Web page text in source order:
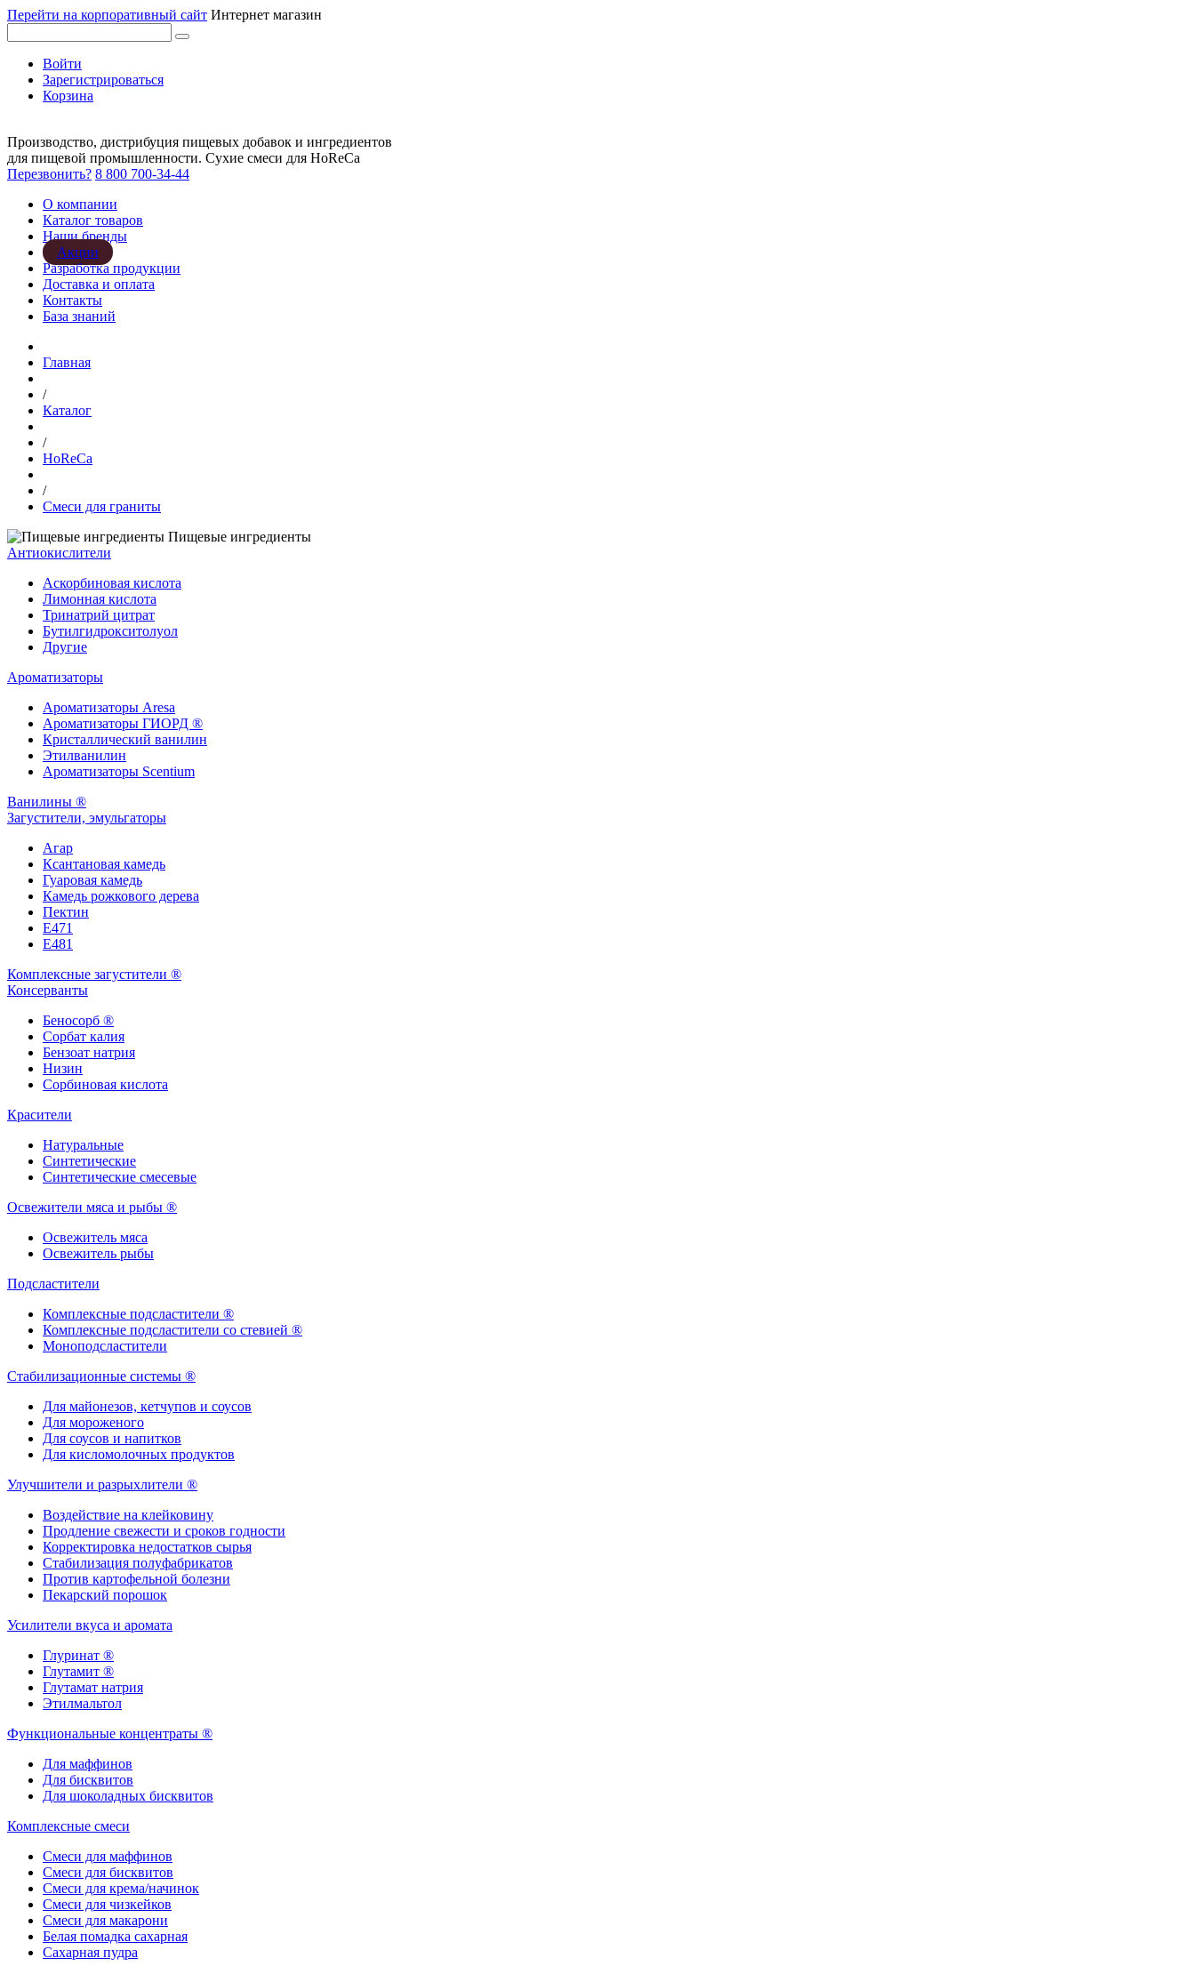
Перейти на корпоративный сайт Интернет магазин
Войти
Зарегистрироваться
Корзина
Производство, дистрибуция пищевых добавок и ингредиентов
для пищевой промышленности. Сухие смеси для HoReCa
Перезвонить? 8 800 700-34-44
О компании
Каталог товаров
Наши бренды
Акции
Разработка продукции
Доставка и оплата
Контакты
База знаний
Главная
/
Каталог
/
HoReCa
/
Смеси для граниты
Пищевые ингредиенты
Антиокислители
Аскорбиновая кислота
Лимонная кислота
Тринатрий цитрат
Бутилгидрокситолуол
Другие
Ароматизаторы
Ароматизаторы Aresa
Ароматизаторы ГИОРД ®
Кристаллический ванилин
Этилванилин
Ароматизаторы Scentium
Ванилины ®
Загустители, эмульгаторы
Агар
Ксантановая камедь
Гуаровая камедь
Камедь рожкового дерева
Пектин
Е471
Е481
Комплексные загустители ®
Консерванты
Беносорб ®
Сорбат калия
Бензоат натрия
Низин
Сорбиновая кислота
Красители
Натуральные
Синтетические
Синтетические смесевые
Освежители мяса и рыбы ®
Освежитель мяса
Освежитель рыбы
Подсластители
Комплексные подсластители ®
Комплексные подсластители со стевией ®
Моноподсластители
Стабилизационные системы ®
Для майонезов, кетчупов и соусов
Для мороженого
Для соусов и напитков
Для кисломолочных продуктов
Улучшители и разрыхлители ®
Воздействие на клейковину
Продление свежести и сроков годности
Корректировка недостатков сырья
Стабилизация полуфабрикатов
Против картофельной болезни
Пекарский порошок
Усилители вкуса и аромата
Глуринат ®
Глутамит ®
Глутамат натрия
Этилмальтол
Функциональные концентраты ®
Для маффинов
Для бисквитов
Для шоколадных бисквитов
Комплексные смеси
Смеси для маффинов
Смеси для бисквитов
Смеси для крема/начинок
Смеси для чизкейков
Смеси для макарони
Белая помадка сахарная
Сахарная пудра